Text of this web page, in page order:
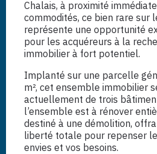
Chalais, à proximité
commodités, ce bien rare sur
représente une opportunité
pour les acquéreurs à la
immobilier à fort potentiel.
Implanté sur une parcelle
m², cet ensemble immobilier
actuellement de trois
l’ensemble est à rénover
destiné à une démolition,
liberté totale pour repenser
envies et vos besoins.